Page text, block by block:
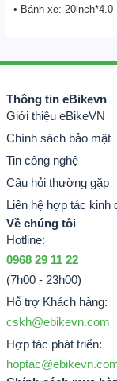
• Bánh xe: 20inch*4.0
Thông tin eBikevn
Giới thiệu eBikeVN
Chính sách bảo mật
Tin công nghệ
Câu hỏi thường gặp
Liên hệ hợp tác kinh
Về chúng tôi
Hotline:
0968 29 11 22
(7h00 - 23h00)
Hỗ trợ Khách hàng:
cskh@ebikevn.com
Hợp tác phát triển: